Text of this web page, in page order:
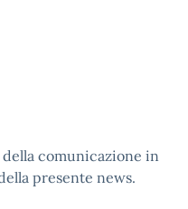
comunicazione in
presente news.